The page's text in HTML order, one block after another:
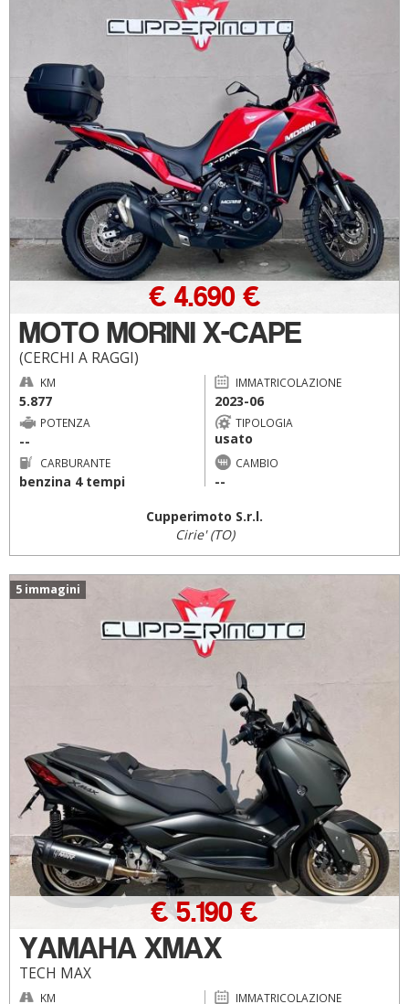
MOTO MORINI X-CAPE
(CERCHI A RAGGI)
€ 4.690 €
KM
5.877
IMMATRICOLAZIONE
2023-06
POTENZA
--
TIPOLOGIA
usato
CARBURANTE
benzina 4 tempi
CAMBIO
--
Cupperimoto S.r.l.
Cirie' (TO)
5 immagini
YAMAHA XMAX
TECH MAX
€ 5.190 €
KM IMMATRICOLAZIONE